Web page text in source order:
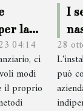
la
del
04:14
ci
modi
il proprio
I
28
può